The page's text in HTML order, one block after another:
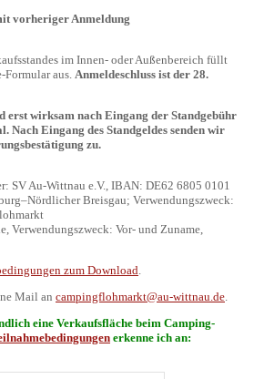
vorheriger Anmeldung
im Innen- oder Außenbereich füllt
aus. Anmeldeschluss ist der 28.
erst wirksam nach Eingang der Standgebühr
Nach Eingang des Standgeldes senden wir
zu.
SV Au-Wittnau e.V., IBAN: DE62 6805 0101
Breisgau; Verwendungszweck:
Verwendungszweck: Vor- und Zuname,
zum Download
Mail an campingflohmarkt@au-wittnau.de
eine Verkaufsfläche beim Camping-
erkenne ich an: